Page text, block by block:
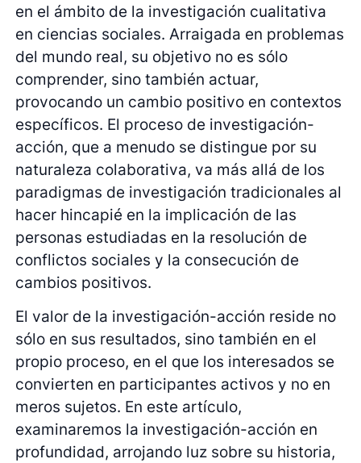
en el ámbito de la investigación cualitativa
en ciencias sociales. Arraigada en problemas
del mundo real, su objetivo no es sólo
comprender, sino también actuar,
provocando un cambio positivo en contextos
específicos. El proceso de investigación-
acción, que a menudo se distingue por su
naturaleza colaborativa, va más allá de los
paradigmas de investigación tradicionales al
hacer hincapié en la implicación de las
personas estudiadas en la resolución de
conflictos sociales y la consecución de
cambios positivos.
El valor de la investigación-acción reside no
sólo en sus resultados, sino también en el
propio proceso, en el que los interesados se
convierten en participantes activos y no en
meros sujetos. En este artículo,
examinaremos la investigación-acción en
profundidad, arrojando luz sobre su historia,